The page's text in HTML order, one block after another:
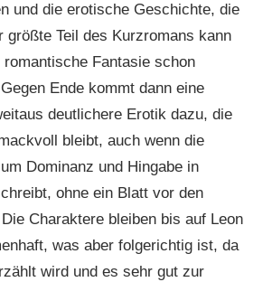
und die erotische Geschichte, die
größte Teil des Kurzromans kann
Fantasie schon
Ende kommt dann eine
deutlichere Erotik dazu, die
bleibt, auch wenn die
Dominanz und Hingabe in
ohne ein Blatt vor den
Charaktere bleiben bis auf Leon
was aber folgerichtig ist, da
wird und es sehr gut zur